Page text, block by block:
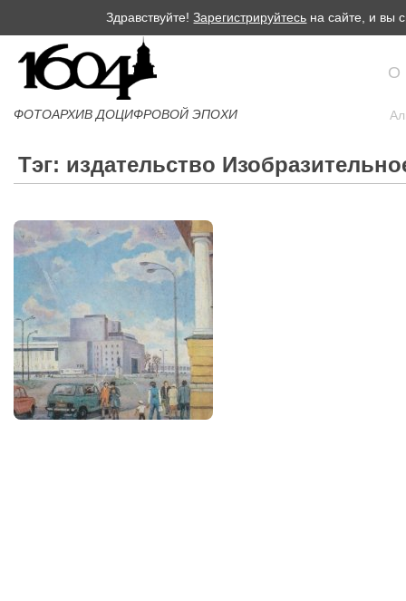
Здравствуйте!Зарегистрируйтесь на сайте, и вы
ФОТОАРХИВ ДОЦИФРОВОЙ ЭПОХИ
О
Тэг: издательство